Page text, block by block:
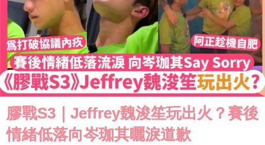
膠戰S3｜Jeffrey魏浚笙玩出火？賽後
情緒低落向岑珈其曬淚道歉